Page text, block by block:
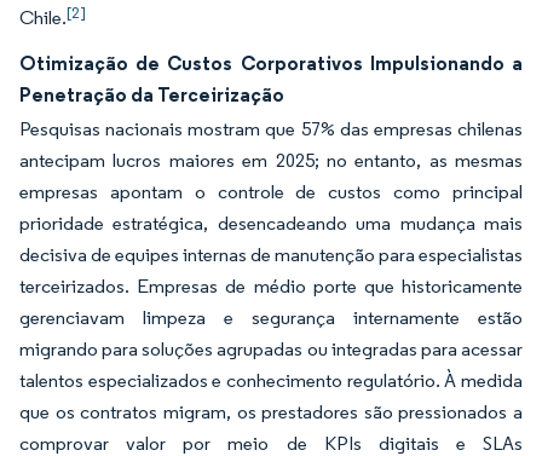
Chile.[2]
Otimização de Custos Corporativos Impulsionando a
Penetração da Terceirização
Pesquisas nacionais mostram que 57% das empresas chilenas
antecipam lucros maiores em 2025; no entanto, as mesmas
empresas apontam o controle de custos como principal
prioridade estratégica, desencadeando uma mudança mais
decisiva de equipes internas de manutenção para especialistas
terceirizados. Empresas de médio porte que historicamente
gerenciavam limpeza e segurança internamente estão
migrando para soluções agrupadas ou integradas para acessar
talentos especializados e conhecimento regulatório. À medida
que os contratos migram, os prestadores são pressionados a
comprovar valor por meio de KPIs digitais e SLAs